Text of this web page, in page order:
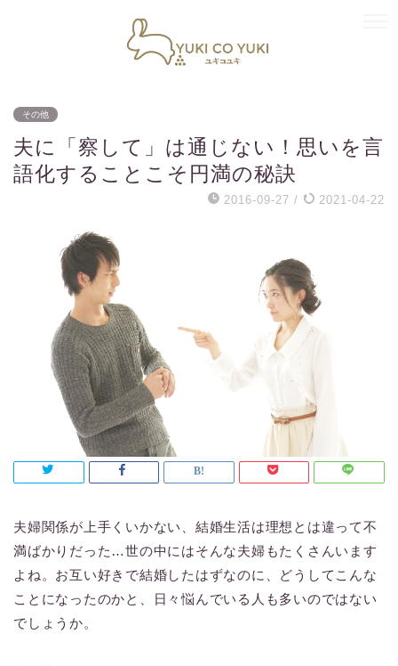
その他
夫に「察して」は通じない！思いを言
語化することこそ円満の秘訣
2016-09-27 / 2021-04-22
夫婦関係が上手くいかない、結婚生活は理想とは違って不
満ばかりだった…世の中にはそんな夫婦もたくさんいます
よね。お互い好きで結婚したはずなのに、どうしてこんな
ことになったのかと、日々悩んでいる人も多いのではない
でしょうか。